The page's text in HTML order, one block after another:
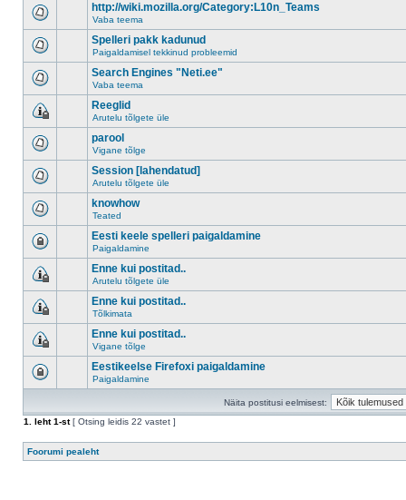
http://wiki.mozilla.org/Category:L10n_Teams
Vaba teema
Spelleri pakk kadunud
Paigaldamisel tekkinud probleemid
Search Engines "Neti.ee"
Vaba teema
Reeglid
Arutelu tõlgete üle
parool
Vigane tõlge
Session [lahendatud]
Arutelu tõlgete üle
knowhow
Teated
Eesti keele spelleri paigaldamine
Paigaldamine
Enne kui postitad..
Arutelu tõlgete üle
Enne kui postitad..
Tõlkimata
Enne kui postitad..
Vigane tõlge
Eestikeelse Firefoxi paigaldamine
Paigaldamine
Näita postitusi eelmisest:
1
. leht1-st[ Otsing leidis 22 vastet ]
Foorumi pealeht